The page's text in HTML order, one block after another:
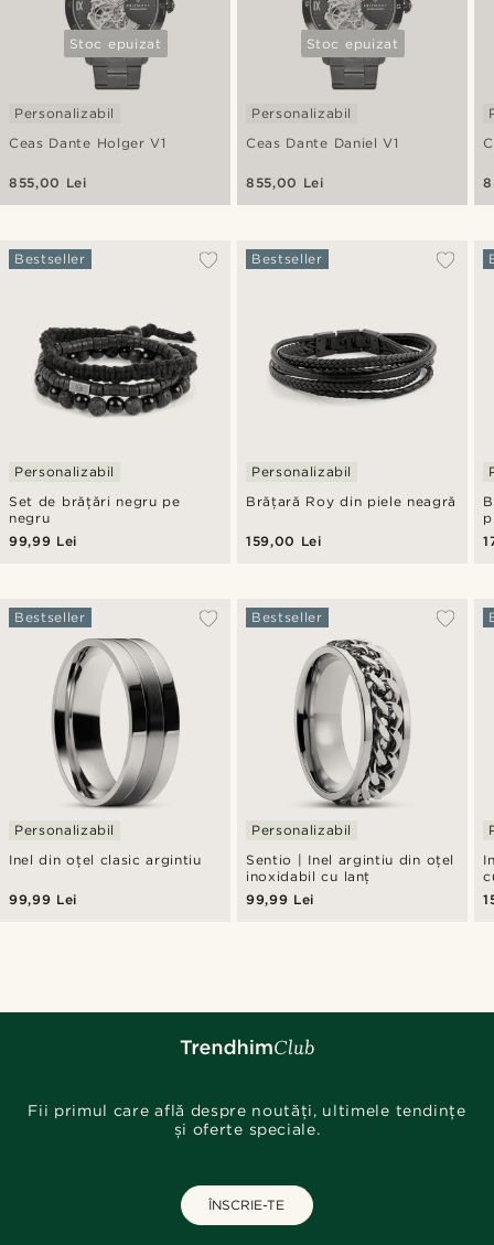
Stoc epuizat
Ceas Dante Holger V1
Personalizabil
855,00 Lei
Stoc epuizat
Ceas Dante Daniel V1
Personalizabil
855,00 Lei
Set de brățări negru pe
negru
Bestseller
Personalizabil
99,99 Lei
Brățară Roy din piele neagră
Bestseller
Personalizabil
159,00 Lei
Inel din oțel clasic argintiu
Bestseller
Personalizabil
99,99 Lei
Sentio | Inel argintiu din oțel
inoxidabil cu lanț
Bestseller
Personalizabil
99,99 Lei
Fii primul care află despre noutăți, ultimele tendințe
și oferte speciale.
ÎNSCRIE-TE